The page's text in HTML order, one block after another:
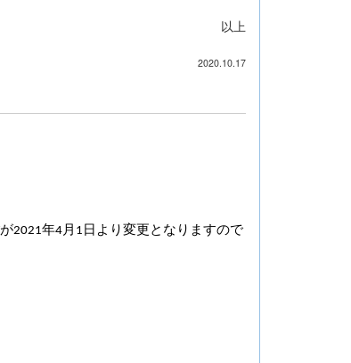
以上
2020.10.17
2021年4月1日より変更となりますので